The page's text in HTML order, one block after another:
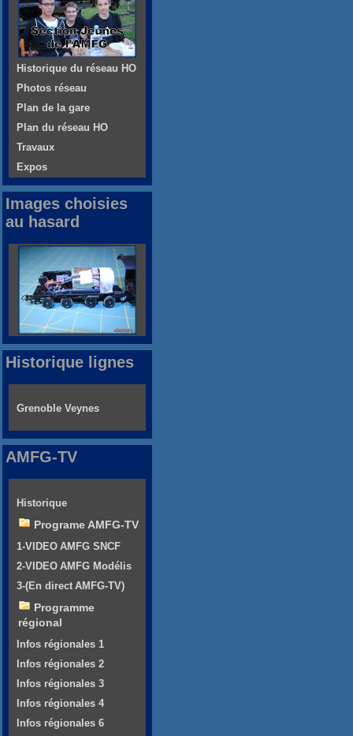
Historique du réseau HO
Photos réseau
Plan de la gare
Plan du réseau HO
Travaux
Expos
Images choisies
au hasard
Historique lignes
Grenoble Veynes
AMFG-TV
Historique
Programe AMFG-TV
1-VIDEO AMFG SNCF
2-VIDEO AMFG Modélis
3-(En direct AMFG-TV)
Programme
régional
Infos régionales 1
Infos régionales 2
Infos régionales 3
Infos régionales 4
Infos régionales 6